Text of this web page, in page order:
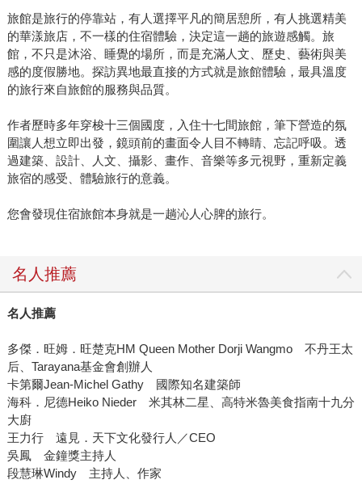
旅館是旅行的停靠站，有人選擇平凡的簡居憩所，有人挑選精美
的華漾旅店，不一樣的住宿體驗，決定這一趟的旅遊感觸。旅
館，不只是沐浴、睡覺的場所，而是充滿人文、歷史、藝術與美
感的度假勝地。探訪異地最直接的方式就是旅館體驗，最具溫度
的旅行來自旅館的服務與品質。
作者歷時多年穿梭十三個國度，入住十七間旅館，筆下營造的氛
圍讓人想立即出發，鏡頭前的畫面令人目不轉睛、忘記呼吸。透
過建築、設計、人文、攝影、畫作、音樂等多元視野，重新定義
旅宿的感受、體驗旅行的意義。
您會發現住宿旅館本身就是一趟沁人心脾的旅行。
名人推薦
名人推薦
多傑．旺姆．旺楚克HM Queen Mother Dorji Wangmo 不丹王太
后、Tarayana基金會創辦人
卡第爾Jean-Michel Gathy 國際知名建築師
海科．尼德Heiko Nieder 米其林二星、高特米魯美食指南十九分
大廚
王力行 遠見．天下文化發行人／CEO
吳鳳 金鐘獎主持人
段慧琳Windy 主持人、作家